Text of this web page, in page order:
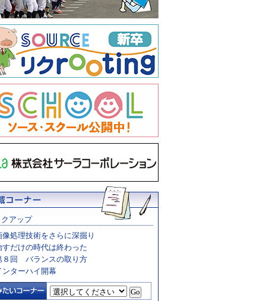
アップ
像処理技術をさらに深掘り
すだけの時代は終わった
８回 バランスの取り方
ンターハイ開幕